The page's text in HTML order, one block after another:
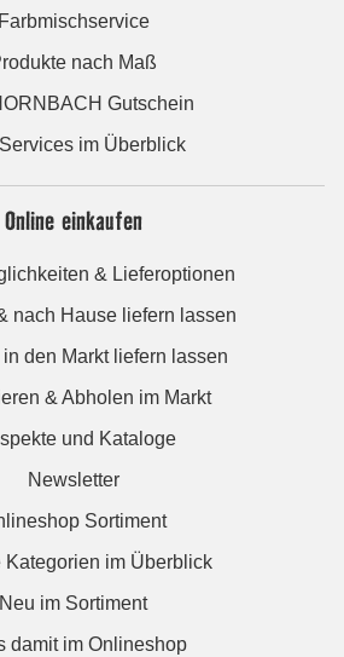
Farbmischservice
nach Maß
Gutschein
im Überblick
Online einkaufen
& Lieferoptionen
nach Hause liefern lassen
in den Markt liefern lassen
& Abholen im Markt
und Kataloge
Newsletter
Sortiment
Kategorien im Überblick
Neu im Sortiment
damit im Onlineshop